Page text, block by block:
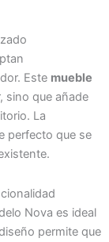
Este mueble
sino que añade
La
perfecto que se
Nova es ideal
permite que